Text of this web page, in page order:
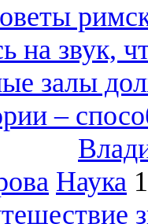
на звук,
залы
–
Наука